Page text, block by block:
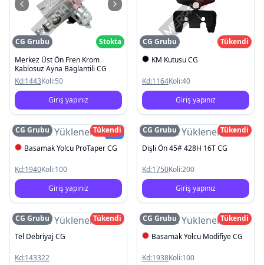
CG Grubu
Stokta
Merkez Üst Ön Fren Krom
Kablosuz Ayna Baglantili CG
Kd:1443Koli:50
Giriş yapınız
CG Grubu
Tükendi
KM Kutusu CG
Kd:1164Koli:40
Giriş yapınız
Resim YüklenemediYeni
CG Grubu
Tükendi
Basamak Yolcu ProTaper CG
Kd:1940Koli:100
Giriş yapınız
Resim Yüklenemedi
CG Grubu
Tükendi
Dişli Ön 45# 428H 16T CG
Kd:1750Koli:200
Giriş yapınız
Resim Yüklenemedi
CG Grubu
Tükendi
Tel Debriyaj CG
Kd:143322
Resim Yüklenemedi
CG Grubu
Tükendi
Basamak Yolcu Modifiye CG
Kd:1938Koli:100